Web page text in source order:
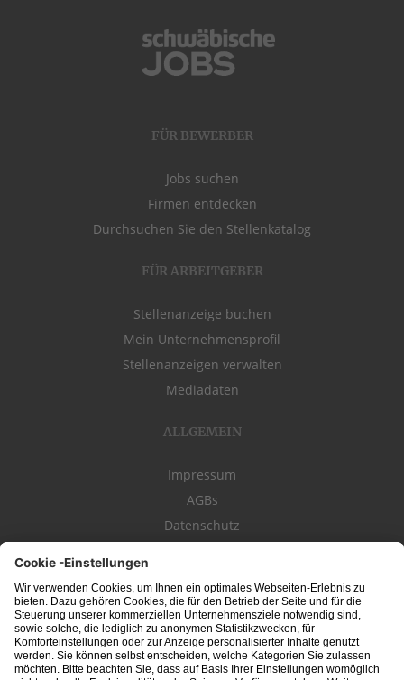
FÜR BEWERBER
Jobs suchen
Firmen entdecken
Durchsuchen Sie den Stellenkatalog
FÜR ARBEITGEBER
Stellenanzeige buchen
Mein Unternehmensprofil
Stellenanzeigen verwalten
Mediadaten
ALLGEMEIN
Impressum
AGBs
Datenschutz
schwäbischeJOBS - die Stellenbörse für die RegionBodensee, Schwaben,